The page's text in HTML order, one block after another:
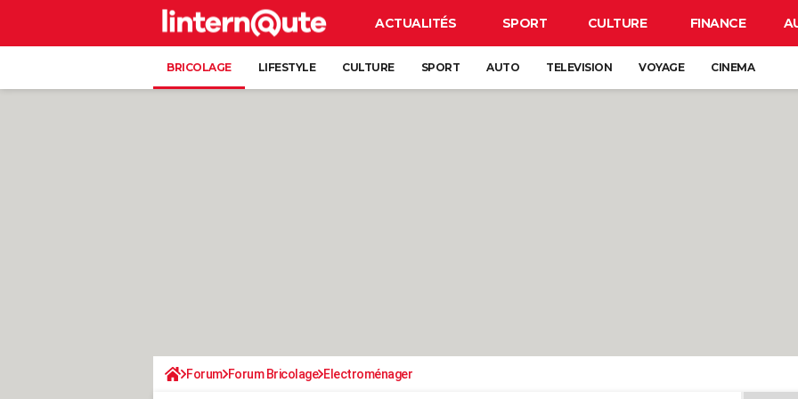
ACTUALITÉS SPORT CULTURE FINANCE
BRICOLAGE LIFESTYLE CULTURE SPORT AUTO TELEVISION VOYAGE CINEMA
Forum Forum Bricolage Electroménager